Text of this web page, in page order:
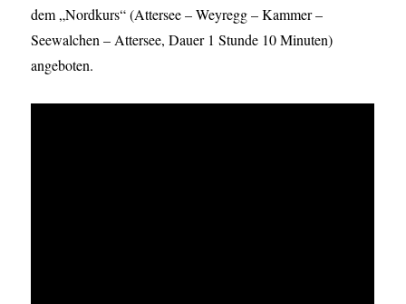
dem „Nordkurs“ (Attersee – Weyregg – Kammer –
Seewalchen – Attersee, Dauer 1 Stunde 10 Minuten)
angeboten.